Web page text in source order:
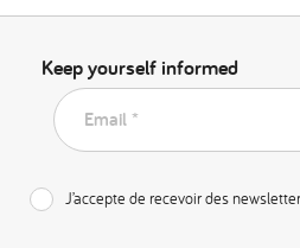
Keep yourself informed
Email *
J’accepte de recevoir des